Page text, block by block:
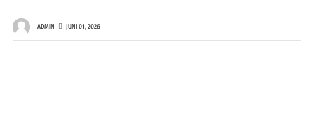
ADMIN JUNI 01, 2026